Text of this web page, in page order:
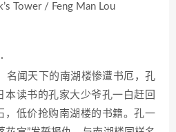
Tower / Feng Man Lou
名闻天下的南湖楼惨遭书厄，孔
本读书的孔家大少爷孔一白赶回
，低价抢购南湖楼的书籍。孔一